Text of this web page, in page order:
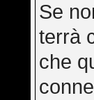
Se
terrà
che